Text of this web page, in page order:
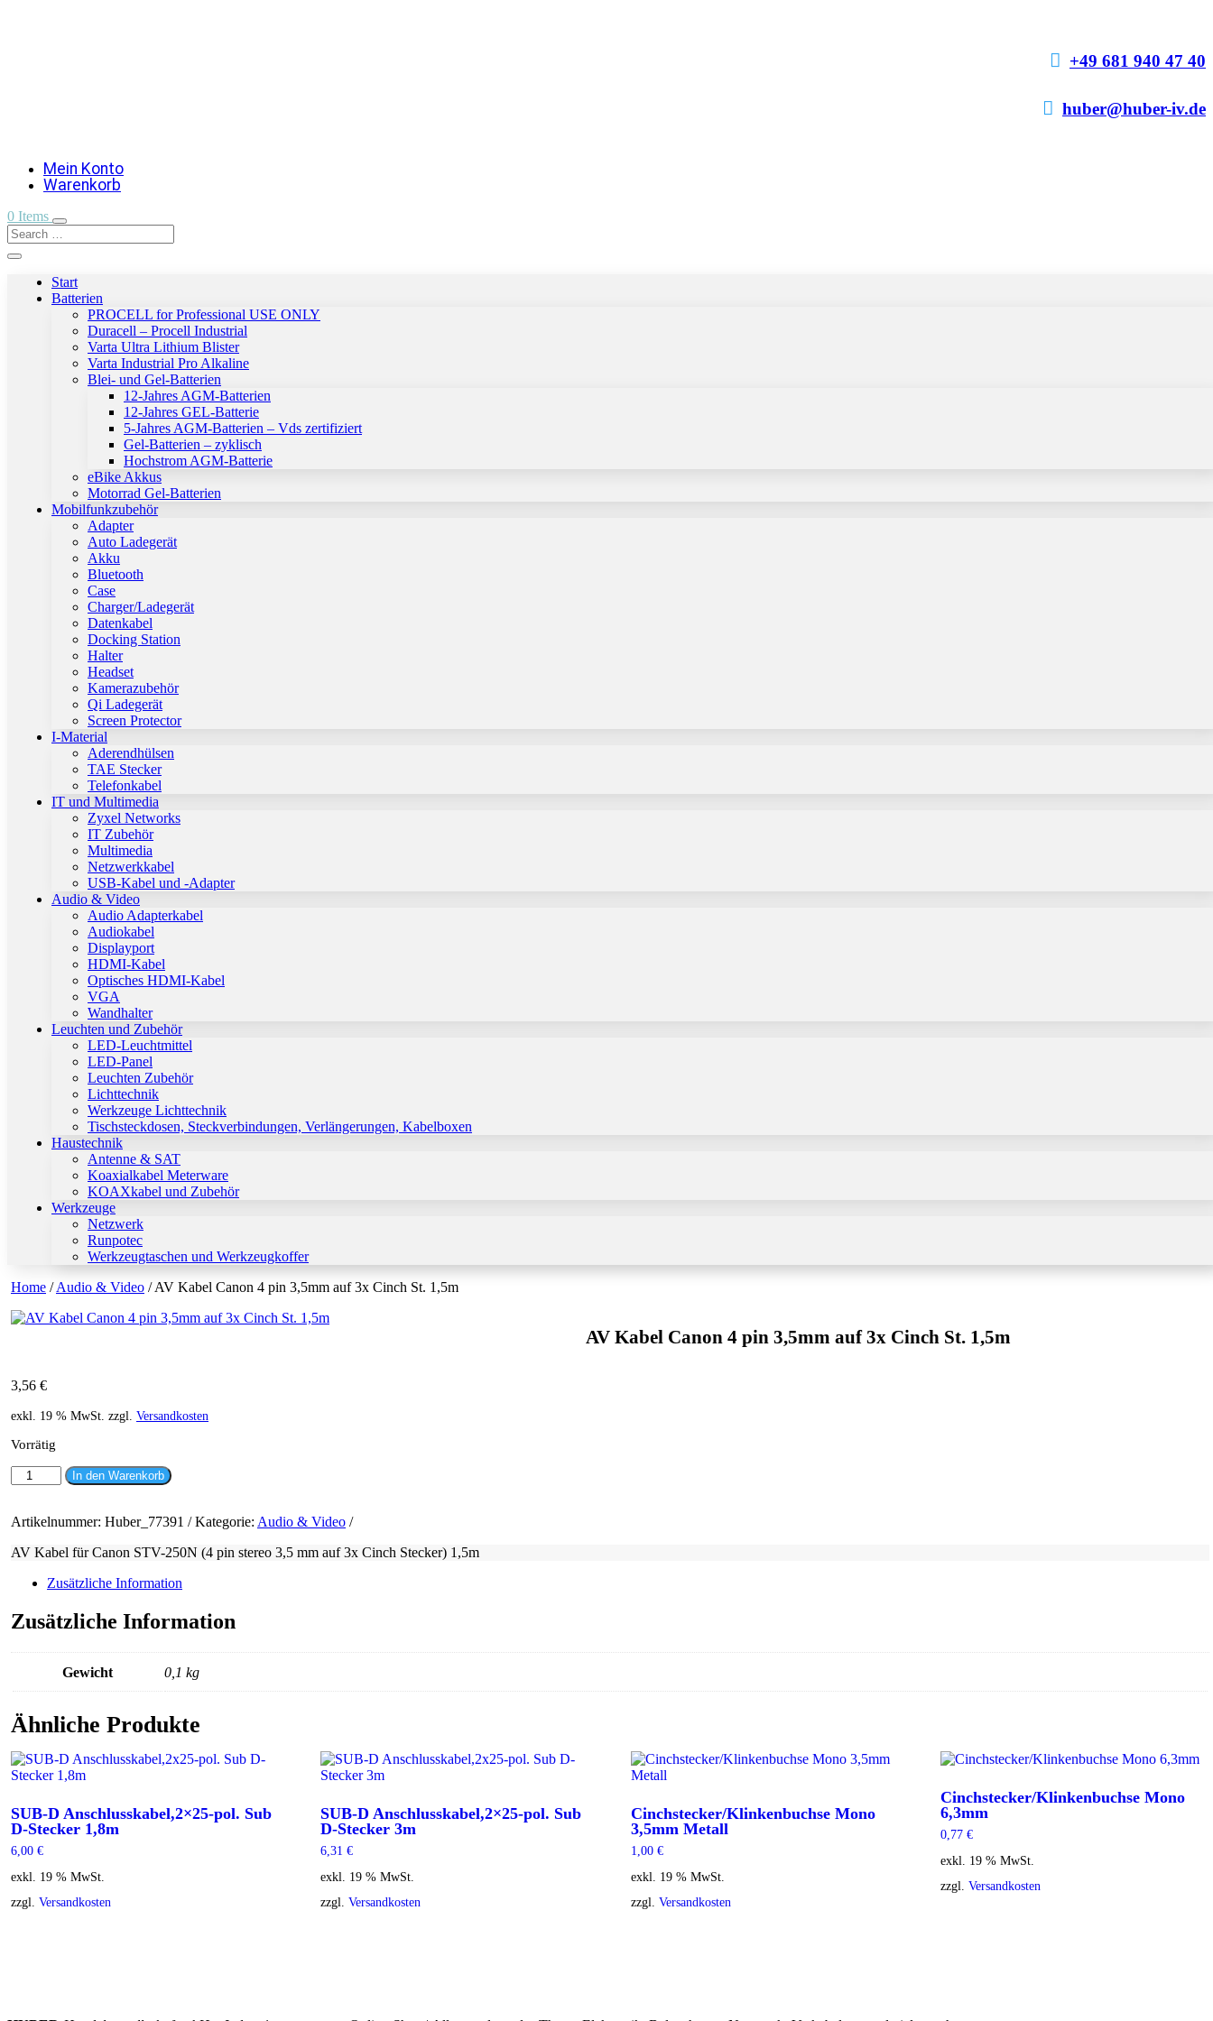
 +49 681 940 47 40
 huber@huber-iv.de
Mein Konto
Warenkorb
0 Items
Start
Batterien
PROCELL for Professional USE ONLY
Duracell – Procell Industrial
Varta Ultra Lithium Blister
Varta Industrial Pro Alkaline
Blei- und Gel-Batterien
12-Jahres AGM-Batterien
12-Jahres GEL-Batterie
5-Jahres AGM-Batterien – Vds zertifiziert
Gel-Batterien – zyklisch
Hochstrom AGM-Batterie
eBike Akkus
Motorrad Gel-Batterien
Mobilfunkzubehör
Adapter
Auto Ladegerät
Akku
Bluetooth
Case
Charger/Ladegerät
Datenkabel
Docking Station
Halter
Headset
Kamerazubehör
Qi Ladegerät
Screen Protector
I-Material
Aderendhülsen
TAE Stecker
Telefonkabel
IT und Multimedia
Zyxel Networks
IT Zubehör
Multimedia
Netzwerkkabel
USB-Kabel und -Adapter
Audio & Video
Audio Adapterkabel
Audiokabel
Displayport
HDMI-Kabel
Optisches HDMI-Kabel
VGA
Wandhalter
Leuchten und Zubehör
LED-Leuchtmittel
LED-Panel
Leuchten Zubehör
Lichttechnik
Werkzeuge Lichttechnik
Tischsteckdosen, Steckverbindungen, Verlängerungen, Kabelboxen
Haustechnik
Antenne & SAT
Koaxialkabel Meterware
KOAXkabel und Zubehör
Werkzeuge
Netzwerk
Runpotec
Werkzeugtaschen und Werkzeugkoffer
Home /Audio & Video / AV Kabel Canon 4 pin 3,5mm auf 3x Cinch St. 1,5m
AV Kabel Canon 4 pin 3,5mm auf 3x Cinch St. 1,5m
3,56 €
exkl. 19 % MwSt. zzgl. Versandkosten
Vorrätig
AV
Kabel
4
3,5mm
St.
Menge
In den Warenkorb
Artikelnummer: Huber_77391 Kategorie: Audio & Video
AV Kabel für Canon STV-250N (4 pin stereo 3,5 mm auf 3x Cinch Stecker) 1,5m
Zusätzliche Information
Zusätzliche Information
Gewicht 0,1 kg
Ähnliche Produkte
SUB-D Anschlusskabel,2×25-pol. Sub
D-Stecker 1,8m
6,00 €
exkl. 19 % MwSt.
zzgl. Versandkosten
SUB-D Anschlusskabel,2×25-pol. Sub
D-Stecker 3m
6,31€
exkl. 19 % MwSt.
zzgl.Versandkosten
Cinchstecker/Klinkenbuchse Mono
3,5mm Metall
1,00 €
exkl. 19 % MwSt.
zzgl. Versandkosten
Cinchstecker/Klinkenbuchse Mono
6,3mm
0,77 €
exkl. 19 % MwSt.
zzgl. Versandkosten